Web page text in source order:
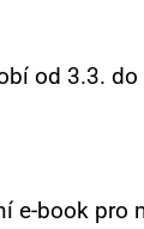
od 3.3.
e-book pro